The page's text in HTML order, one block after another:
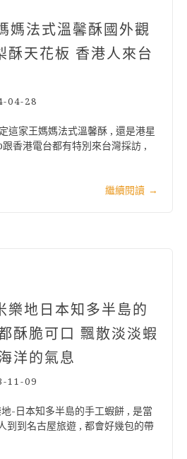
媽法式溫馨酥國外觀
酥天花板 香港人來台
04-28
這家王媽媽法式溫馨酥​ , 還是港星
香港電台都有特別來台灣採訪 ,
繼續閱讀 →
樂地日本知多半島的
酥脆可口 飄散淡淡蝦
洋的氣息
11-09
-日本知多半島的手工蝦餅 , 是當
到到名古屋旅遊 , 都會好幾包的帶